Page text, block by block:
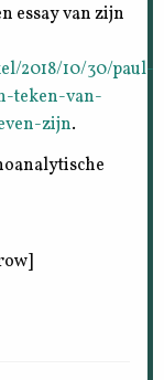
essay van zijn
2018/10/30/paul-
teken-van-
zijn.